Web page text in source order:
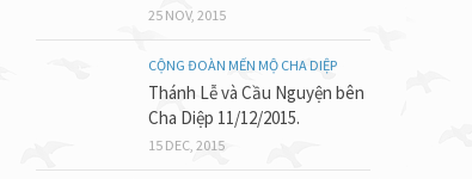
25 NOV, 2015
CỘNG ĐOÀN MẾN MỘ CHA DIỆP
Thánh Lễ và Cầu Nguyện bên
Cha Diệp 11/12/2015.
15 DEC, 2015